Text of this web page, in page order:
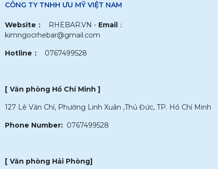
CÔNG TY TNHH ƯU MỸ VIỆT NAM
Website： RHEBAR.VN - Email ：
kimngocrhebar@gmail.com
Hotline： 0767499528
[ Văn phòng Hồ Chí Minh ]
127 Lê Văn Chí, Phường Linh Xuân ,Thủ Đức, TP. Hồ Chí Minh
Phone Number: 0767499528
[ Văn phòng Hải Phòng]